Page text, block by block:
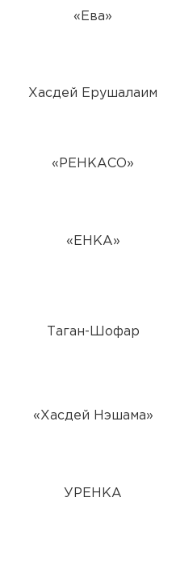
«Ева»
Хасдей Ерушалаим
«РЕНКАСО»
«ЕНКА»
Таган-Шофар
«Хасдей Нэшама»
УРЕНКА